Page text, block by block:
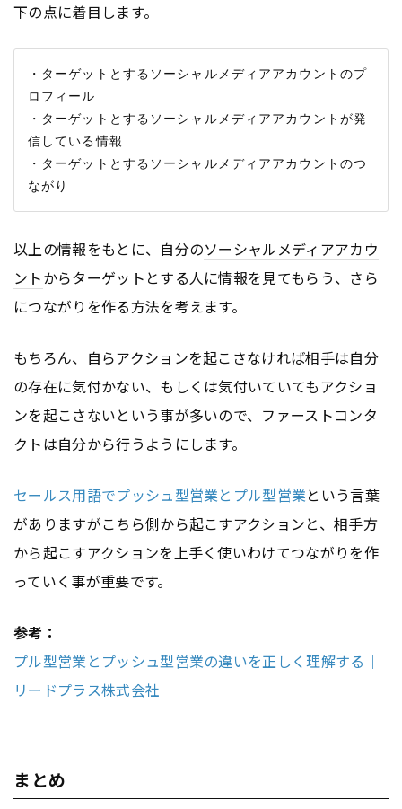
下の点に着目します。
・ターゲットとするソーシャルメディアアカウントのプ
ロフィール
・ターゲットとするソーシャルメディアアカウントが発
信している情報
・ターゲットとするソーシャルメディアアカウントのつ
以上の情報をもとに、自分のソーシャルメディアアカウ
ントからターゲットとする人に情報を見てもらう、さら
につながりを作る方法を考えます。
もちろん、自らアクションを起こさなければ相手は自分
の存在に気付かない、もしくは気付いていてもアクショ
ンを起こさないという事が多いので、ファーストコンタ
クトは自分から行うようにします。
セールス用語でプッシュ型営業とプル型営業という言葉
がありますがこちら側から起こすアクションと、相手方
から起こすアクションを上手く使いわけてつながりを作
っていく事が重要です。
参考：
プル型営業とプッシュ型営業の違いを正しく理解する｜
リードプラス株式会社
まとめ